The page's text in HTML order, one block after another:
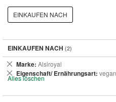
EINKAUFEN NACH
EINKAUFEN NACH
Marke Alsiroyal
Dies
entfernen
Eigenschaft/ Ernährungsart vegan
Dies
entfernen
Alles löschen